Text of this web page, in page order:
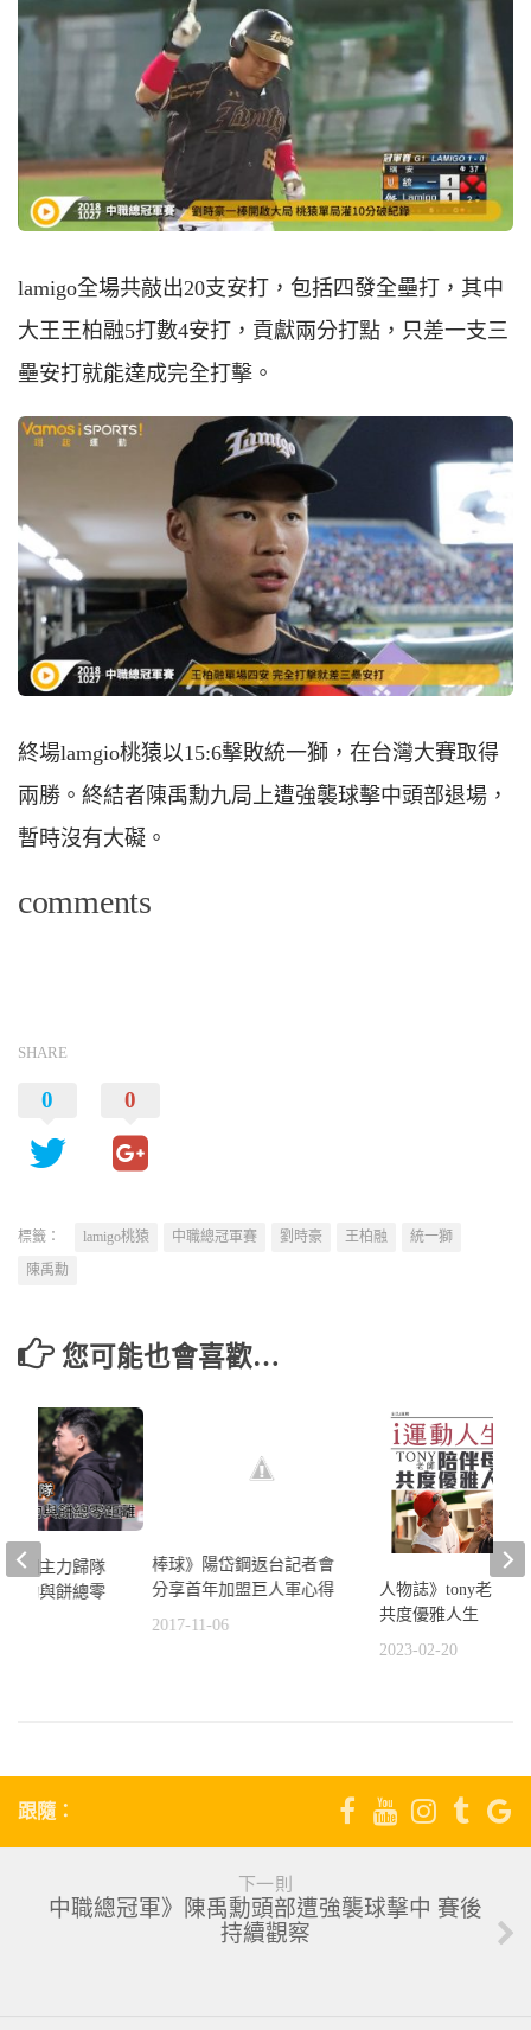
lamigo全場共敲出20支安打，包括四發全壘打，其中
大王王柏融5打數4安打，貢獻兩分打點，只差一支三
壘安打就能達成完全打擊。
終場lamgio桃猿以15:6擊敗統一獅，在台灣大賽取得
兩勝。終結者陳禹勳九局上遭強襲球擊中頭部退場，
暫時沒有大礙。
comments
SHARE
0 0
標籤： lamigo桃猿 中職總冠軍賽 劉時豪 王柏融
統一獅
陳禹勳
您可能也會喜歡…
棒球》陽岱鋼返台記者會
分享首年加盟巨人軍心得
2017-11-06
人物誌》tony老師陪
共度優雅人生
2023-02-20
牛棚主力歸隊
浩鈞與餅總零
跟隨：
下一則
中職總冠軍》陳禹勳頭部遭強襲球擊中 賽後
持續觀察